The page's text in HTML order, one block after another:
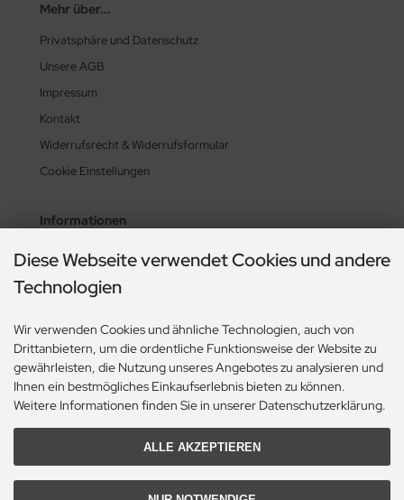
Mehr über...
Privatsphäre und Datenschutz
Unsere AGB
Impressum
Kontakt
Widerrufsrecht & Widerrufsformular
Cookie Einstellungen
Informationen
Zahlung & Versand
Lieferzeit & Lieferbedingungen
Historie? Fehlanzeige!
Aktionsheft Sommer 2026
Zahlungsmethoden
Diese Webseite verwendet Cookies und andere
Technologien
Wir verwenden Cookies und ähnliche Technologien, auch von
Drittanbietern, um die ordentliche Funktionsweise der Website zu
gewährleisten, die Nutzung unseres Angebotes zu analysieren und
Ihnen ein bestmögliches Einkaufserlebnis bieten zu können.
Weitere Informationen finden Sie in unserer Datenschutzerklärung.
ALLE AKZEPTIEREN